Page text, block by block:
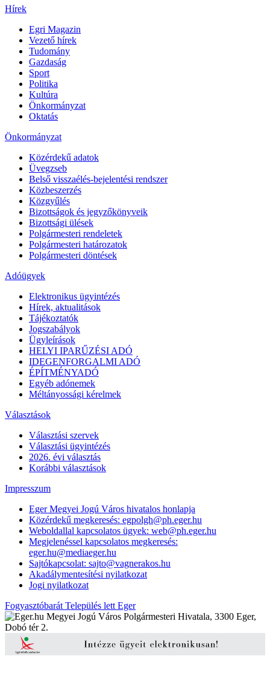
Hírek
Egri Magazin
Vezető hírek
Tudomány
Gazdaság
Sport
Politika
Kultúra
Önkormányzat
Oktatás
Önkormányzat
Közérdekű adatok
Üvegzseb
Belső visszaélés-bejelentési rendszer
Közbeszerzés
Közgyűlés
Bizottságok és jegyzőkönyveik
Bizottsági ülések
Polgármesteri rendeletek
Polgármesteri határozatok
Polgármesteri döntések
Adóügyek
Elektronikus ügyintézés
Hírek, aktualitások
Tájékoztatók
Jogszabályok
Ügyleírások
HELYI IPARŰZÉSI ADÓ
IDEGENFORGALMI ADÓ
ÉPÍTMÉNYADÓ
Egyéb adónemek
Méltányossági kérelmek
Választások
Választási szervek
Választási ügyintézés
2026. évi választás
Korábbi választások
Impresszum
Eger Megyei Jogú Város hivatalos honlapja
Közérdekű megkeresés: egpolgh@ph.eger.hu
Weboldallal kapcsolatos ügyek: web@ph.eger.hu
Megjelenéssel kapcsolatos megkeresés:
eger.hu@mediaeger.hu
Sajtókapcsolat: sajto@vagnerakos.hu
Akadálymentesítési nyilatkozat
Jogi nyilatkozat
Fogyasztóbarát Település lett Eger
Megyei Jogú Város Polgármesteri Hivatala, 3300 Eger,
Dobó tér 2.